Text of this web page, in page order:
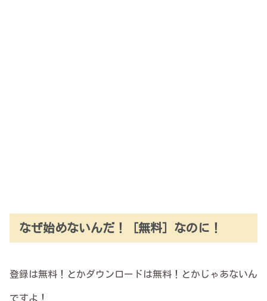
なぜ始めないんだ！［無料］なのに！
登録は無料！とかダウンロードは無料！とかじゃあないん
ですよ！